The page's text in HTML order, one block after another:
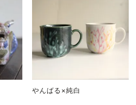
やんばる×純白